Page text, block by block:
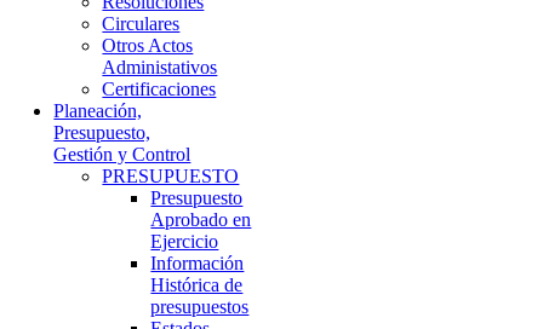
Circulares
Otros Actos
Administativos
Certificaciones
Planeación,
Presupuesto,
Gestión y Control
PRESUPUESTO
Presupuesto
Aprobado en
Ejercicio
Información
Histórica de
presupuestos